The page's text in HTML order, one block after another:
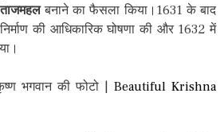
ताजमहलबनाने का फैसला किया।1631 के बाद
की आधिकारिक घोषणा की और 1632 में
भगवान की फोटो | Beautiful Krishna